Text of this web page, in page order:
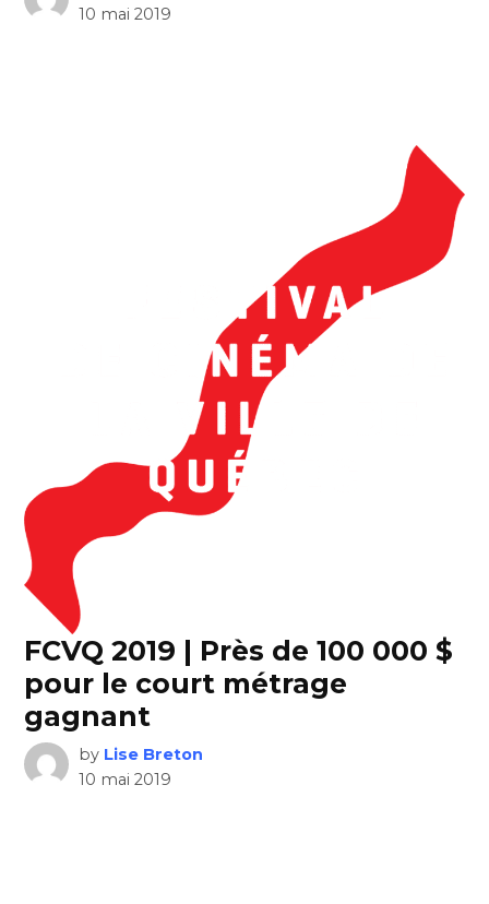
10 mai 2019
FCVQ 2019 | Près de 100 000 $
pour le court métrage
gagnant
by Lise Breton
10 mai 2019